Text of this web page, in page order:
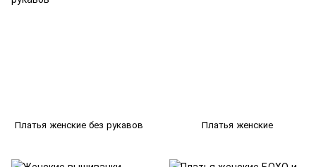
Платья женские без рукавов Платья женские